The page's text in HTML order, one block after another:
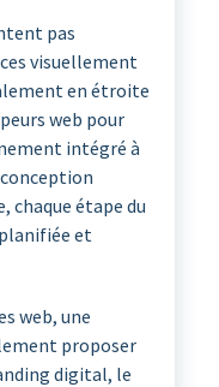
pas
visuellement
en étroite
web pour
intégré à
chaque étape du
et
web, une
proposer
digital, le